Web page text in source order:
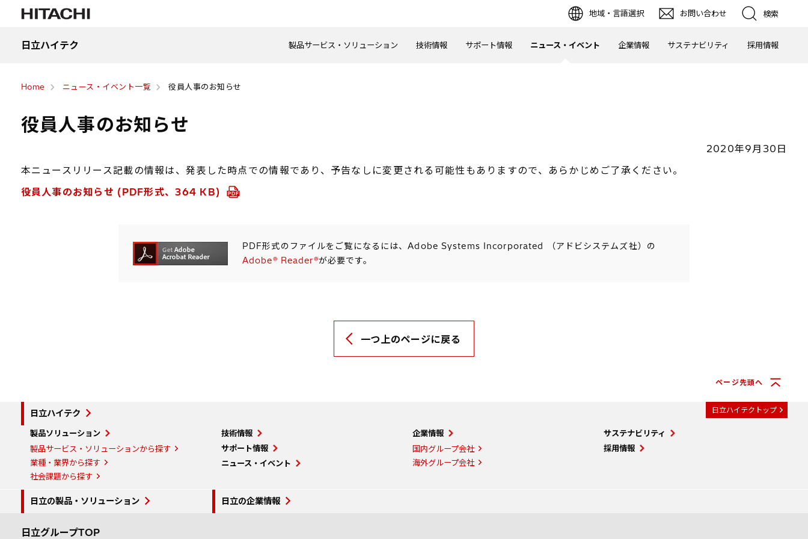
地域・言語選択 お問い合わせ 検索
日立ハイテク 製品サービス・ソリューション 技術情報 サポート情報 ニュース・イベント 企業情報 サステナビリティ 採用情報
Home ニュース・イベント一覧 役員人事のお知らせ
役員人事のお知らせ
2020年9月30日
本ニュースリリース記載の情報は、発表した時点での情報であり、予告なしに変更される可能性もありますので、あらかじめご了承ください。
役員人事のお知らせ (PDF形式、364 KB)
PDF形式のファイルをご覧になるには、Adobe Systems Incorporated （アドビシステムズ社）の
Adobe® Reader®が必要です。
一つ上のページに戻る
ページ先頭へ
日立ハイテク 日立ハイテクトップ
製品ソリューション
製品サービス・ソリューションから探す
業種・業界から探す
社会課題から探す
技術情報
サポート情報
ニュース・イベント
企業情報
国内グループ会社
海外グループ会社
サステナビリティ
採用情報
日立の製品・ソリューション 日立の企業情報
日立グループTOP